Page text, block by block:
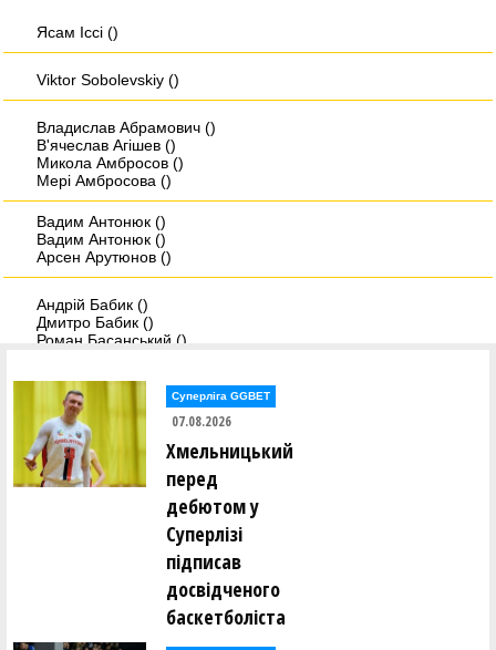
Ясам Iссi ()
Viktor Sobolevskiy ()
Владислав Абрамович ()
В'ячеслав Агішев ()
Микола Амбросов ()
Мері Амбросова ()
Вадим Антонюк ()
Вадим Антонюк ()
Арсен Арутюнов ()
Андрій Бабик ()
Дмитро Бабик ()
Роман Басанський ()
Андрій Біленко ()
Христина Бобанич ()
Дмитро Бовсунюк ()
Микита Богатирьов ()
Віктор Боженар ()
Олександр Буханевич ()
Сергій Варелджан ()
Олег Винокуров ()
Суперліга GGBET
07.08.2026
Хмельницький
перед
дебютом у
Суперлізі
підписав
досвідченого
баскетболіста